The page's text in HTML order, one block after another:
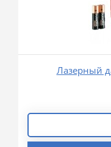
Лазерный